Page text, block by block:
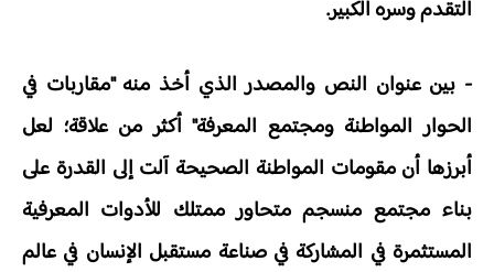
التقدم وسره الكبير.
- بين عنوان النص والمصدر الذي أخذ منه "مقاربات في
الحوار المواطنة ومجتمع المعرفة" أكثر من علاقة؛ لعل
أبرزها أن مقومات المواطنة الصحيحة آلت إلى القدرة على
بناء مجتمع منسجم متحاور ممتلك للأدوات المعرفية
المستثمرة في المشاركة في صناعة مستقبل الإنسان في عالم